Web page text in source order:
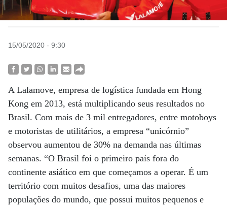
15/05/2020 - 9:30
A Lalamove, empresa de logística fundada em Hong
Kong em 2013, está multiplicando seus resultados no
Brasil. Com mais de 3 mil entregadores, entre motoboys
e motoristas de utilitários, a empresa “unicórnio”
observou aumentou de 30% na demanda nas últimas
semanas. “O Brasil foi o primeiro país fora do
continente asiático em que começamos a operar. É um
território com muitos desafios, uma das maiores
populações do mundo, que possui muitos pequenos e